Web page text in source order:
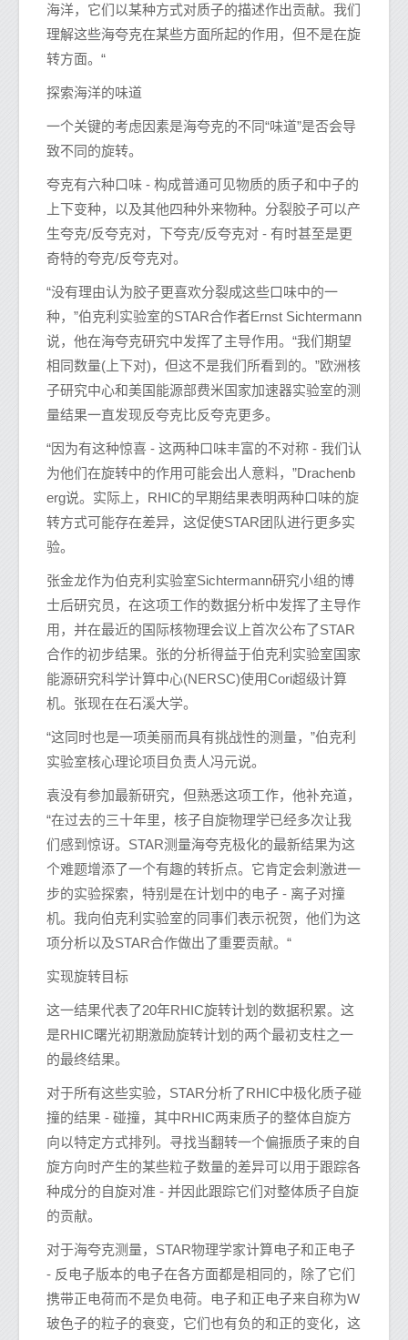
海洋，它们以某种方式对质子的描述作出贡献。我们
理解这些海夸克在某些方面所起的作用，但不是在旋
转方面。“
探索海洋的味道
一个关键的考虑因素是海夸克的不同“味道”是否会导
致不同的旋转。
夸克有六种口味 - 构成普通可见物质的质子和中子的
上下变种，以及其他四种外来物种。分裂胶子可以产
生夸克/反夸克对，下夸克/反夸克对 - 有时甚至是更
奇特的夸克/反夸克对。
“没有理由认为胶子更喜欢分裂成这些口味中的一
种，”伯克利实验室的STAR合作者Ernst Sichtermann
说，他在海夸克研究中发挥了主导作用。“我们期望
相同数量(上下对)，但这不是我们所看到的。”欧洲核
子研究中心和美国能源部费米国家加速器实验室的测
量结果一直发现反夸克比反夸克更多。
“因为有这种惊喜 - 这两种口味丰富的不对称 - 我们认
为他们在旋转中的作用可能会出人意料，”Drachenb
erg说。实际上，RHIC的早期结果表明两种口味的旋
转方式可能存在差异，这促使STAR团队进行更多实
验。
张金龙作为伯克利实验室Sichtermann研究小组的博
士后研究员，在这项工作的数据分析中发挥了主导作
用，并在最近的国际核物理会议上首次公布了STAR
合作的初步结果。张的分析得益于伯克利实验室国家
能源研究科学计算中心(NERSC)使用Cori超级计算
机。张现在在石溪大学。
“这同时也是一项美丽而具有挑战性的测量，”伯克利
实验室核心理论项目负责人冯元说。
袁没有参加最新研究，但熟悉这项工作，他补充道，
“在过去的三十年里，核子自旋物理学已经多次让我
们感到惊讶。STAR测量海夸克极化的最新结果为这
个难题增添了一个有趣的转折点。它肯定会刺激进一
步的实验探索，特别是在计划中的电子 - 离子对撞
机。我向伯克利实验室的同事们表示祝贺，他们为这
项分析以及STAR合作做出了重要贡献。“
实现旋转目标
这一结果代表了20年RHIC旋转计划的数据积累。这
是RHIC曙光初期激励旋转计划的两个最初支柱之一
的最终结果。
对于所有这些实验，STAR分析了RHIC中极化质子碰
撞的结果 - 碰撞，其中RHIC两束质子的整体自旋方
向以特定方式排列。寻找当翻转一个偏振质子束的自
旋方向时产生的某些粒子数量的差异可以用于跟踪各
种成分的自旋对准 - 并因此跟踪它们对整体质子自旋
的贡献。
对于海夸克测量，STAR物理学家计算电子和正电子
- 反电子版本的电子在各方面都是相同的，除了它们
携带正电荷而不是负电荷。电子和正电子来自称为W
玻色子的粒子的衰变，它们也有负的和正的变化，这